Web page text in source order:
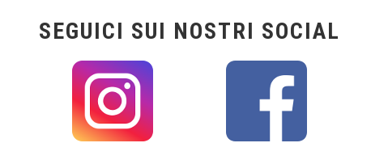
SEGUICI SUI NOSTRI SOCIAL